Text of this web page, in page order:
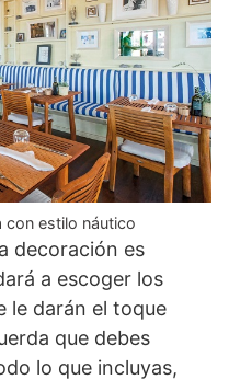
con estilo náutico
decoración es
a escoger los
le darán el toque
que debes
lo que incluyas,